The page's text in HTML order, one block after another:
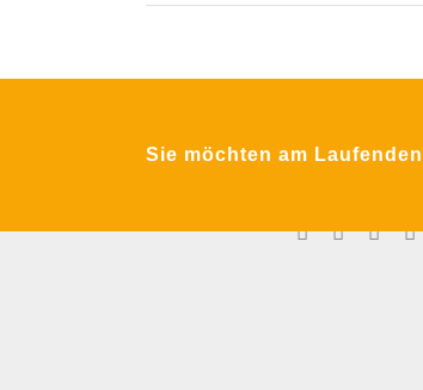
Sie möchten am
Fon:+43 / 662 /